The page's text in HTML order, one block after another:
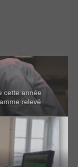
cette année
relevé